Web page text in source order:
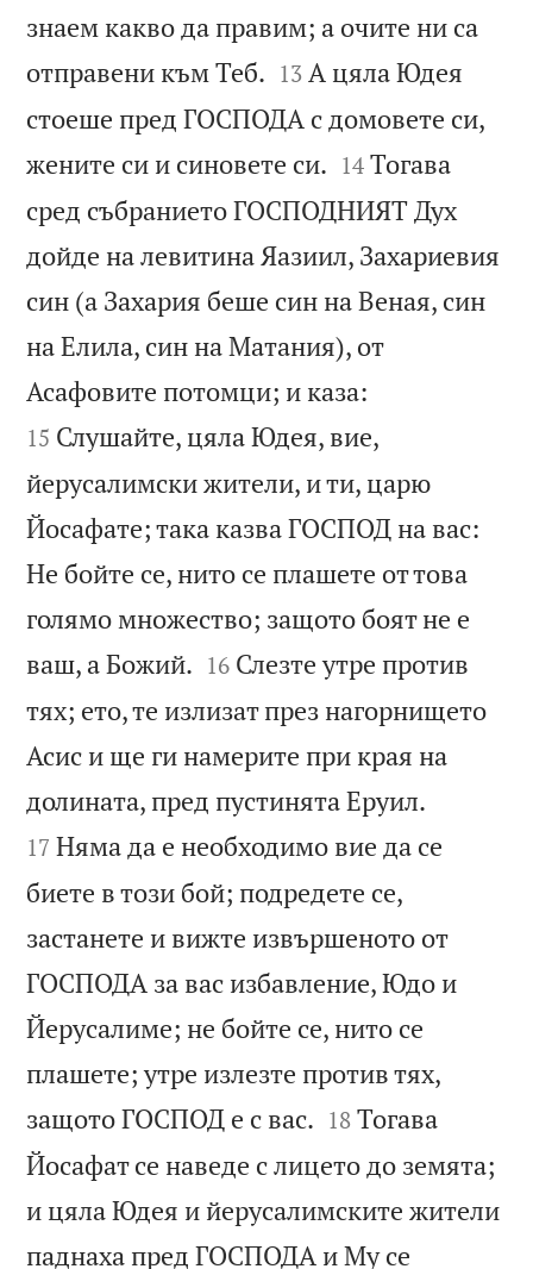
знаем какво да правим; а очите ни са
отправени към Теб. 

13 А цяла Юдея
стоеше пред ГОСПОДА с домовете си,
жените си и синовете си. 

14 Тогава
сред събранието ГОСПОДНИЯТ Дух
дойде на левитина Яазиил, Захариевия
син (а Захария беше син на Веная, син
на Елила, син на Матания), от
Асафовите потомци; и каза:
15 Слушайте, цяла Юдея, вие,
йерусалимски жители, и ти, царю
Йосафате; така казва ГОСПОД на вас:
Не бойте се, нито се плашете от това
голямо множество; защото боят не е
ваш, а Божий. 

16 Слезте утре против
тях; ето, те излизат през нагорнището
Асис и ще ги намерите при края на
долината, пред пустинята Еруил.
17 Няма да е необходимо вие да се
биете в този бой; подредете се,
застанете и вижте извършеното от
ГОСПОДА за вас избавление, Юдо и
Йерусалиме; не бойте се, нито се
плашете; утре излезте против тях,
защото ГОСПОД е с вас. 

18 Тогава
Йосафат се наведе с лицето до земята;
и цяла Юдея и йерусалимските жители
паднаха пред ГОСПОДА и Му се